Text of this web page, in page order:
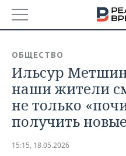
БАШКОРТОСТАН
ТАТАРСТАН
УДМУРТИЯ
НОВОСТИ
АНАЛИТИКА
НОВОСТИ АНАЛИТИКИ
ДЕКЛАРАЦИИ О
ЭКОНОМИКА
НОВОСТИ ЭКОНОМИКИ
ПРОМЫШЛЕННОСТЬ
ОБЩЕСТВО
Ильсур
наши жители
не только
получить
15:15, 18.05.2026